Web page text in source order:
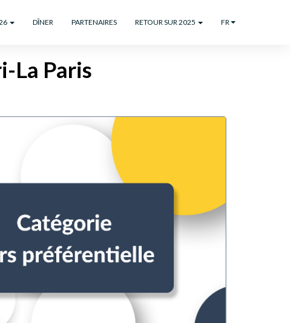
DÎNER PARTENAIRES RETOUR SUR 2025 FR
La Paris